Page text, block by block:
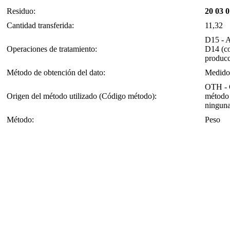
Residuo:
20 03
Cantidad transferida:
11,32
Operaciones de tratamiento:
D15 -
D14
Método de obtención del dato:
Medido
Origen del método utilizado (Código método):
OTH -
Método:
Peso